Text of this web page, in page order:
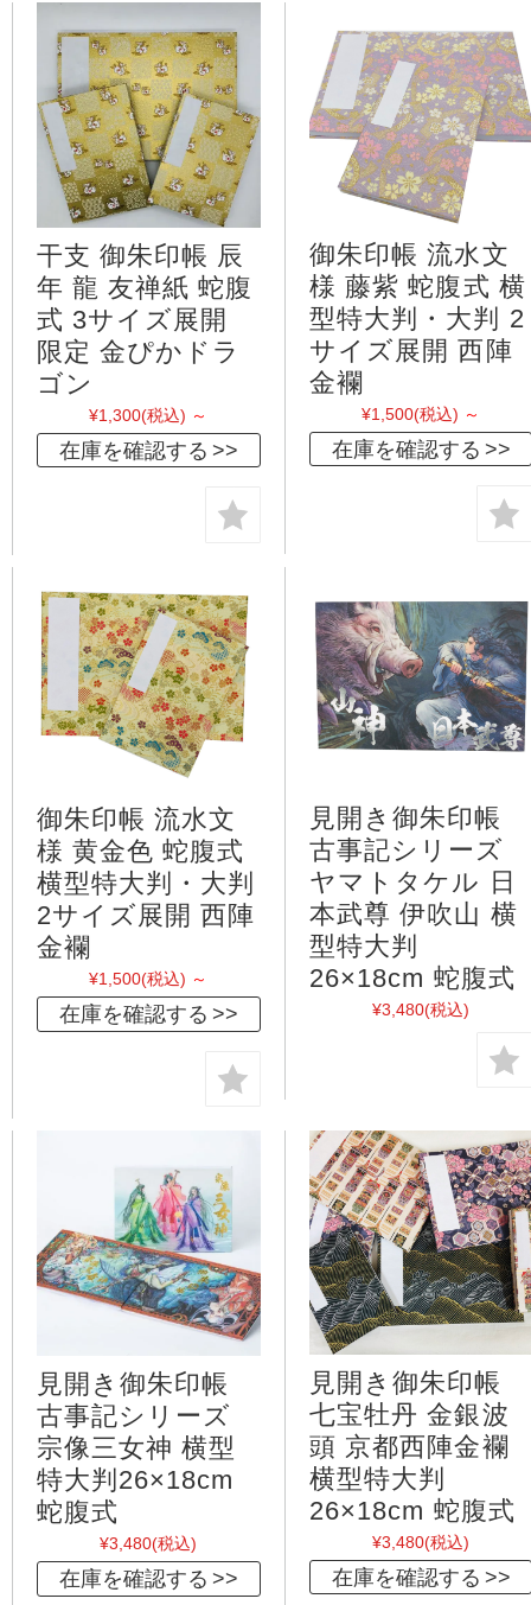
干支 御朱印帳 辰
年 龍 友禅紙 蛇腹
式 3サイズ展開
限定 金ぴかドラ
ゴン
¥1,300(税込) ～
在庫を確認する
御朱印帳 流水文
様 藤紫 蛇腹式 横
型特大判・大判 2
サイズ展開 西陣
金襴
¥1,500(税込) ～
在庫を確認する
御朱印帳 流水文
様 黄金色 蛇腹式
横型特大判・大判
2サイズ展開 西陣
金襴
¥1,500(税込) ～
在庫を確認する
見開き御朱印帳
古事記シリーズ
ヤマトタケル 日
本武尊 伊吹山 横
型特大判
26×18cm 蛇腹式
¥3,480(税込)
見開き御朱印帳
古事記シリーズ
宗像三女神 横型
特大判26×18cm
蛇腹式
¥3,480(税込)
在庫を確認する
見開き御朱印帳
七宝牡丹 金銀波
頭 京都西陣金襴
横型特大判
26×18cm 蛇腹式
¥3,480(税込)
在庫を確認する